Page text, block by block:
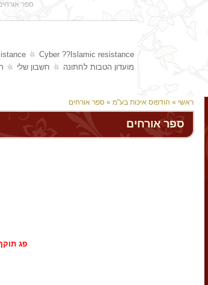
ספר
Cyber ??Islamic resistance
מועדון הטבות לחתונה
חשבון שלי
ראשי » הודפוס איכות בע"מ » ספר אורחים
ספר אורחים
פג תוקף,